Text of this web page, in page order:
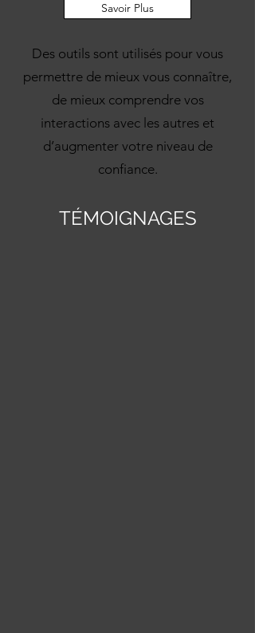
Savoir Plus
Des outils sont utilisés pour vous
permettre de mieux vous connaître,
de mieux comprendre vos
interactions avec les autres et
d’augmenter votre niveau de
confiance.
TÉMOIGNAGES